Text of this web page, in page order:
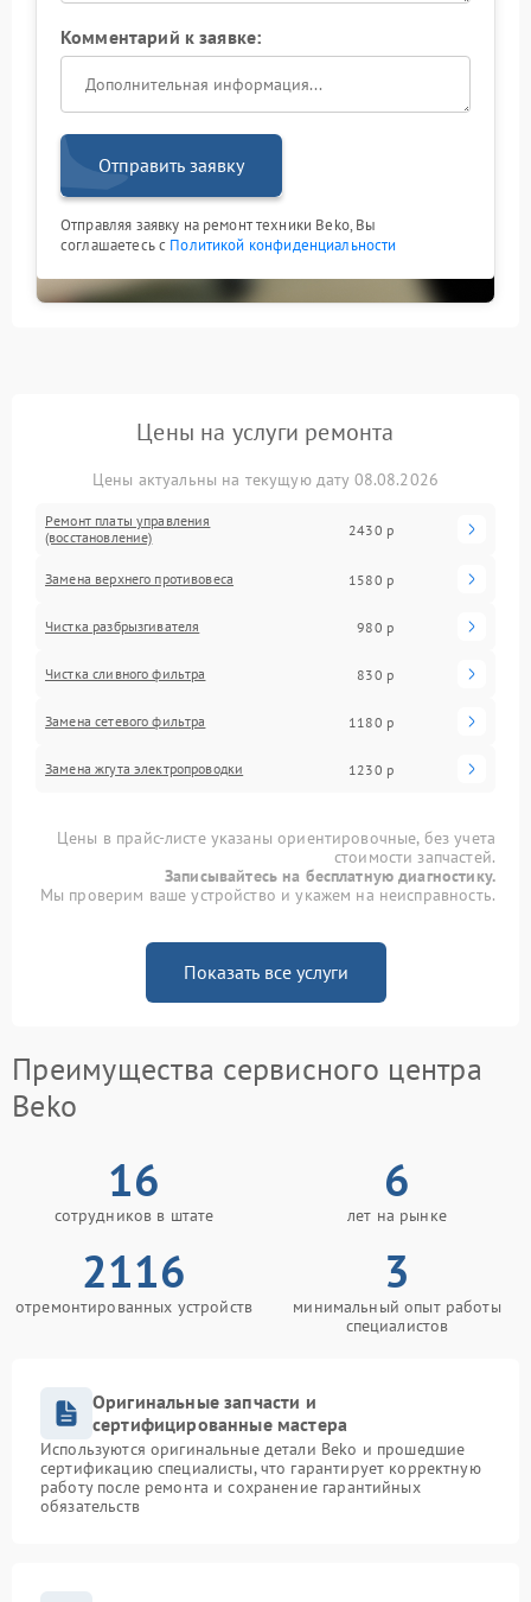
Комментарий к заявке:
Отправить заявку
Отправляя заявку на ремонт техники Beko, Вы
соглашаетесь с Политикой конфиденциальности
Цены на услуги ремонта
Цены актуальны на текущую дату 08.08.2026
Ремонт платы управления
(восстановление)
2430 р
Замена верхнего противовеса 1580 р
Чистка разбрызгивателя 980 р
Чистка сливного фильтра 830 р
Замена сетевого фильтра 1180 р
Замена жгута электропроводки 1230 р
Цены в прайс-листе указаны ориентировочные, без учета
стоимости запчастей.
Записывайтесь на бесплатную диагностику.
Мы проверим ваше устройство и укажем на неисправность.
Показать все услуги
Преимущества сервисного центра
Beko
16
сотрудников в штате
6
лет на рынке
2116
отремонтированных устройств
3
минимальный опыт работы
специалистов
Оригинальные запчасти и
сертифицированные мастера
Используются оригинальные детали Beko и прошедшие
сертификацию специалисты, что гарантирует корректную
работу после ремонта и сохранение гарантийных
обязательств